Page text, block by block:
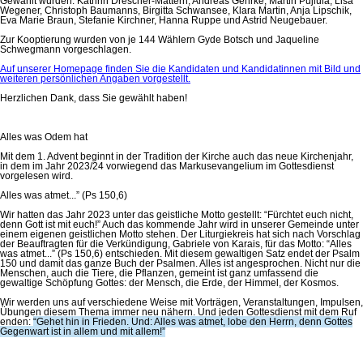
Wegener, Christoph Baumanns, Birgitta Schwansee, Klara Martin, Anja Lipschik,
Eva Marie Braun, Stefanie Kirchner, Hanna Ruppe und Astrid Neugebauer.
Zur Kooptierung wurden von je 144 Wählern Gyde Botsch und Jaqueline
Schwegmann vorgeschlagen.
Auf unserer Homepage finden Sie die Kandidaten und Kandidatinnen mit Bild und
weiteren persönlichen Angaben vorgestellt.
Herzlichen Dank, dass Sie gewählt haben!
Alles was Odem hat
Mit dem 1. Advent beginnt in der Tradition der Kirche auch das neue Kirchenjahr,
in dem im Jahr 2023/24 vorwiegend das Markusevangelium im Gottesdienst
vorgelesen wird.
Alles was atmet...” (Ps 150,6)
Wir hatten das Jahr 2023 unter das geistliche Motto gestellt: “Fürchtet euch nicht,
denn Gott ist mit euch!” Auch das kommende Jahr wird in unserer Gemeinde unter
einem eigenen geistlichen Motto stehen. Der Liturgiekreis hat sich nach Vorschlag
der Beauftragten für die Verkündigung, Gabriele von Karais, für das Motto: “Alles
was atmet...” (Ps 150,6) entschieden. Mit diesem gewaltigen Satz endet der Psalm
150 und damit das ganze Buch der Psalmen. Alles ist angesprochen. Nicht nur die
Menschen, auch die Tiere, die Pflanzen, gemeint ist ganz umfassend die
gewaltige Schöpfung Gottes: der Mensch, die Erde, der Himmel, der Kosmos.
Wir werden uns auf verschiedene Weise mit Vorträgen, Veranstaltungen, Impulsen,
Übungen diesem Thema immer neu nähern. Und jeden Gottesdienst mit dem Ruf
enden: “Gehet hin in Frieden. Und: Alles was atmet, lobe den Herrn, denn Gottes
Gegenwart ist in allem und mit allem!”